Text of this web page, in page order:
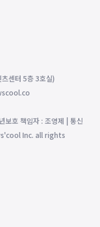
센터 5층 3호실)
호 책임자 : 조영제 | 통신
Inc. all rights